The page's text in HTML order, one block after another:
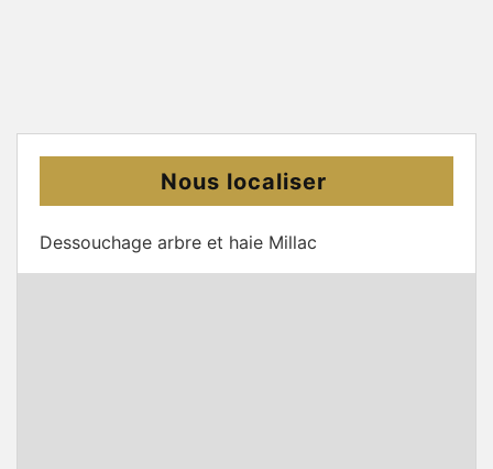
Nous localiser
Dessouchage arbre et haie Millac